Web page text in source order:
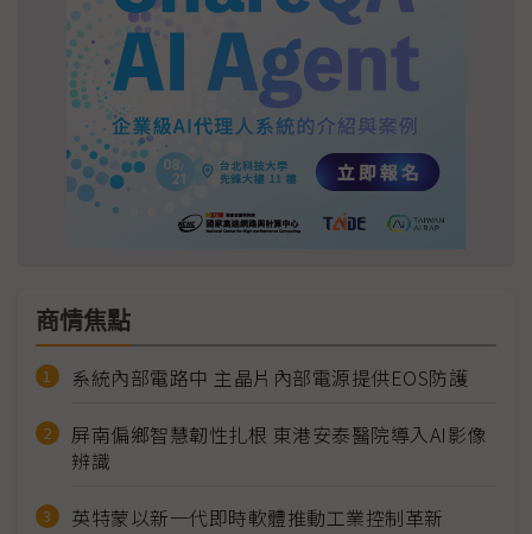
商情焦點
系統內部電路中 主晶片內部電源提供EOS防護
屏南偏鄉智慧韌性扎根 東港安泰醫院導入AI影像
辨識
英特蒙以新一代即時軟體推動工業控制革新